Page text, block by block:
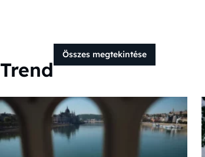
Trend
Összes megtekintése